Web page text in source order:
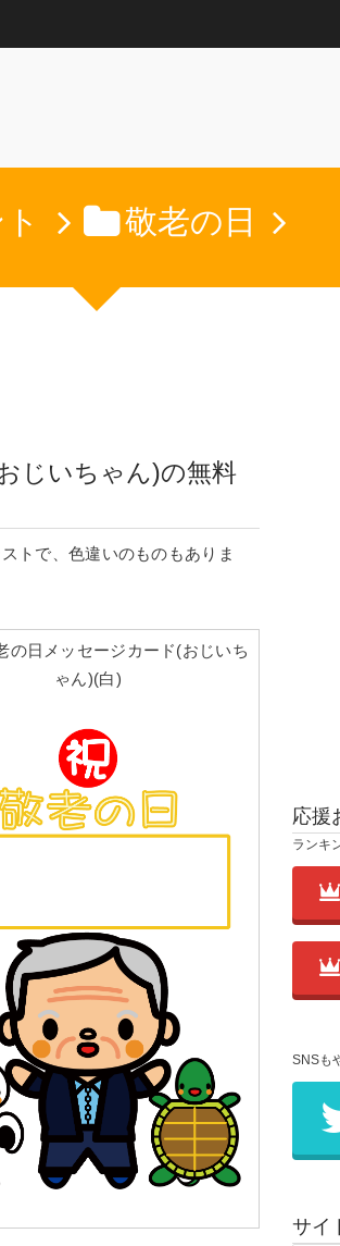
敬老の日
じいちゃん)の無料
トで、色違いのものもありま
の日メッセージカード(おじいち
ゃん)(白)
応援
ランキ
SNSも
サイ